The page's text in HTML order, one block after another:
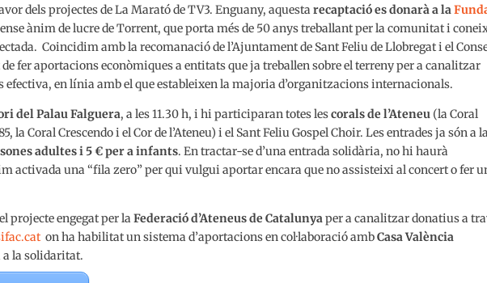
dels projectes de La Marató de TV3. Enguany, aquestarecaptació es donaràa la
ànim de lucre de Torrent, que porta més de 50 anys treballant per la comunitat i
Coincidim amb la recomanació de l’Ajuntament de Sant Feliu de Llobregat i el
fer aportacions econòmiques a entitats que ja treballen sobre el terreny per a canalitzar
efectiva, en línia amb el que estableixen la majoria d’organitzacions internacionals.
del Palau Falguera, a les 11.30 h, i hi participaran totes lescorals de l’Ateneu (la Coral
la Coral Crescendo i el Cor de l’Ateneu) i el Sant Feliu Gospel Choir. Les entrades ja són a la
adultes i 5 € per a infants. En tractar-se d’una entrada solidària, no hi haurà
activada una “fila zero” per qui vulgui aportar encara que no assisteixi al concert o fer
projecte engegat per laFederació d’Ateneus de Catalunyaper a canalitzar donatius a
on ha habilitat un sistema d’aportacions en col·laboració ambCasa València
la solidaritat.